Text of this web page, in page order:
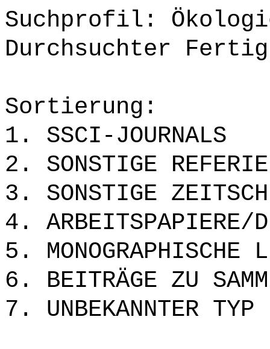
Suchprofil:
Durchsuchter
Sortierung:
1. SSCI-JOURNALS
2. SONSTIGE
3. SONSTIGE
4. ARBEITSPAPIERE/
5. MONOGRAPHISCHE
6. BEITRÄGE ZU
7. UNBEKANNTER TYP